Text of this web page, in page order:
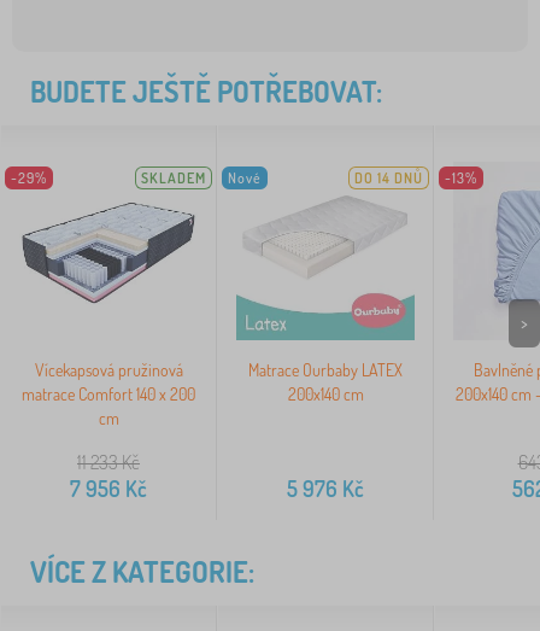
BUDETE JEŠTĚ POTŘEBOVAT:
-29% SKLADEM
Vícekapsová pružinová
matrace Comfort 140 x 200
cm
11 233Kč
7 956 Kč
Nové DO 14 DNŮ
Matrace Ourbaby LATEX
200x140 cm
5 976 Kč
-13%
Bavlněné
200x140 cm
>
VÍCE Z KATEGORIE: